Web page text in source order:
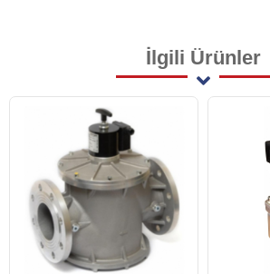
İlgili Ürünler